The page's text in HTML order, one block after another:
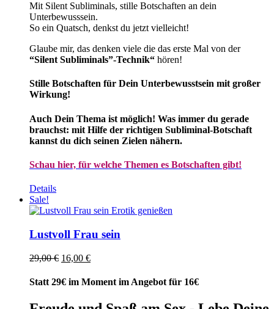
Mit Silent Subliminals, stille Botschaften an dein
Unterbewusssein.
So ein Quatsch, denkst du jetzt vielleicht!
Glaube mir, das denken viele die das erste Mal von der
“Silent Subliminals”-Technik“ hören!
Stille Botschaften für Dein Unterbewusstsein mit großer
Wirkung!
Auch Dein Thema ist möglich! Was immer du gerade
brauchst: mit Hilfe der richtigen Subliminal-Botschaft
kannst du dich seinen Zielen nähern.
Schau hier, für welche Themen es Botschaften gibt!
Details
Sale!
Lustvoll Frau sein
29,00€ Ursprünglicher
war:
16,00 €Aktueller
ist:
Statt 29€ im Moment im Angebot für 16€